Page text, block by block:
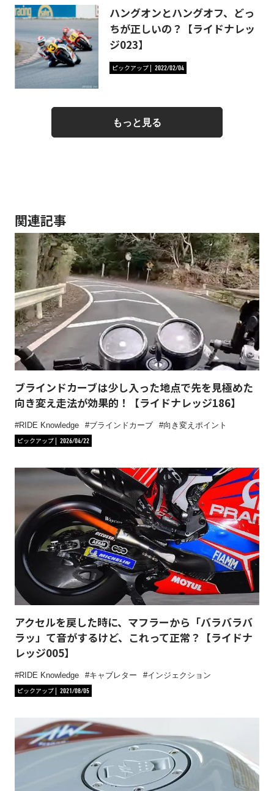
ハングオンとハングオフ、どっ
ちが正しいの？【ライドナレッ
ジ023】
ピックアップ 2022/02/04
もっと見る
関連記事
ブラインドカーブは少し入った地点で先を見極めた
向き変え走法が効果的！【ライドナレッジ186】
RIDE Knowledge ブラインドカーブ
向き変えポイント
ピックアップ
2026/04/22
アクセルを戻した時に、マフラーから「バラバラバ
ラッ」て音がするけど、これって正常？【ライドナ
レッジ005】
RIDE Knowledge キャブレター
インジェクション
ピックアップ
2021/08/05